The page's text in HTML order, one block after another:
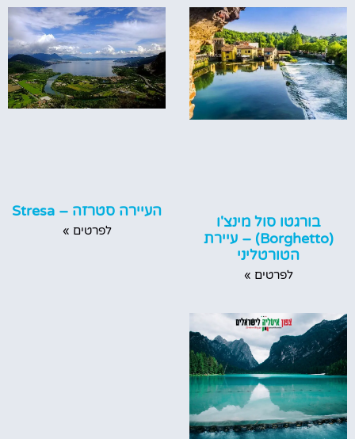
בורגטו סול מינצ'ו
(Borghetto) – עיירת
הטורטליני
לפרטים »
העיירה סטרזה – Stresa
לפרטים »